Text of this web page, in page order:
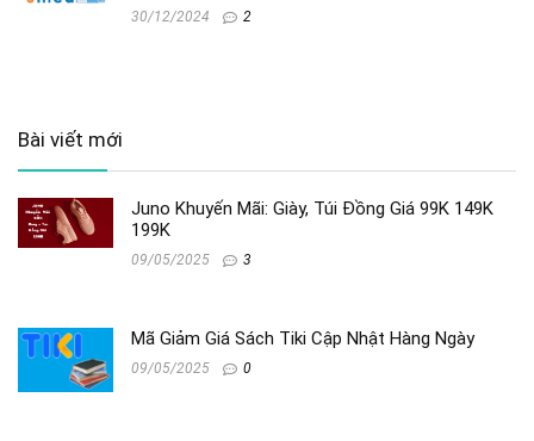
30/12/2024 2
Bài viết mới
Juno Khuyến Mãi: Giày, Túi Đồng Giá 99K 149K
199K
09/05/2025 3
Mã Giảm Giá Sách Tiki Cập Nhật Hàng Ngày
09/05/2025 0